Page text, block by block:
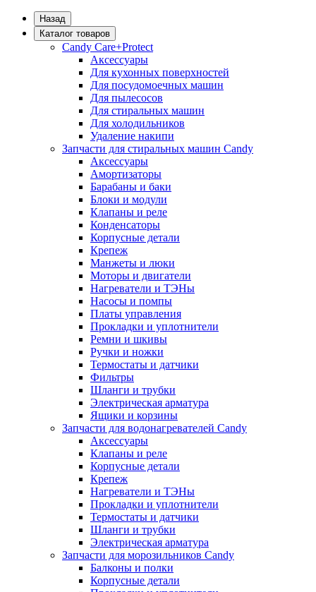
Назад
Каталог товаров
Candy Care+Protect
Аксессуары
Для кухонных поверхностей
Для посудомоечных машин
Для пылесосов
Для стиральных машин
Для холодильников
Удаление накипи
Запчасти для стиральных машин Candy
Аксессуары
Амортизаторы
Барабаны и баки
Блоки и модули
Клапаны и реле
Конденсаторы
Корпусные детали
Крепеж
Манжеты и люки
Моторы и двигатели
Нагреватели и ТЭНы
Насосы и помпы
Платы управления
Прокладки и уплотнители
Ремни и шкивы
Ручки и ножки
Термостаты и датчики
Фильтры
Шланги и трубки
Электрическая арматура
Ящики и корзины
Запчасти для водонагревателей Candy
Аксессуары
Клапаны и реле
Корпусные детали
Крепеж
Нагреватели и ТЭНы
Прокладки и уплотнители
Термостаты и датчики
Шланги и трубки
Электрическая арматура
Запчасти для морозильников Candy
Балконы и полки
Корпусные детали